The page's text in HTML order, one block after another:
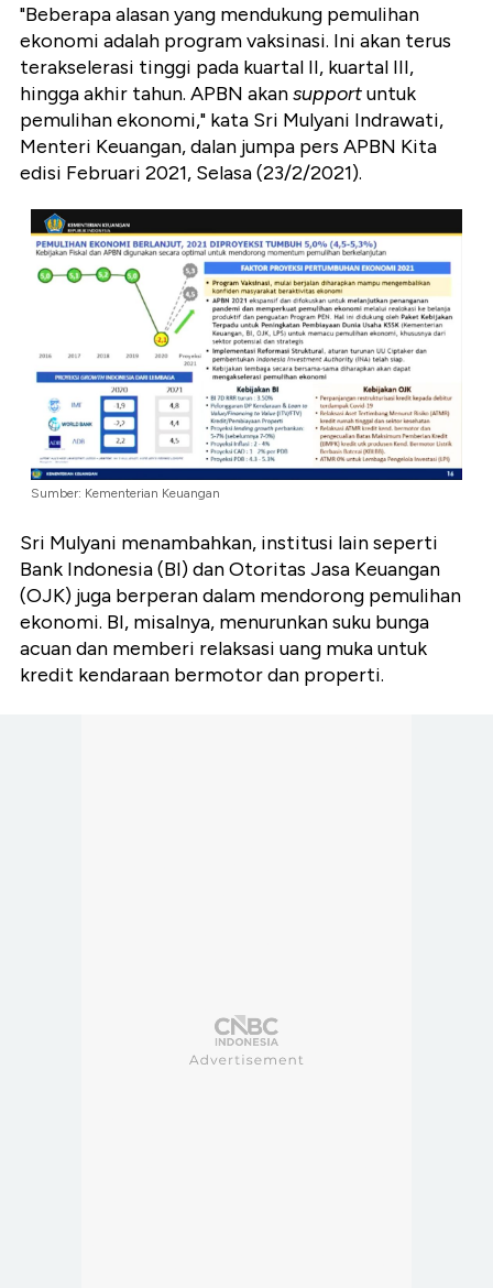
"Beberapa alasan yang mendukung pemulihan
ekonomi adalah program vaksinasi. Ini akan terus
terakselerasi tinggi pada kuartal II, kuartal III,
hingga akhir tahun. APBN akansupportuntuk
pemulihan ekonomi," kata Sri Mulyani Indrawati,
Menteri Keuangan, dalan jumpa pers APBN Kita
edisi Februari 2021, Selasa (23/2/2021).
Sumber: Kementerian Keuangan
Sri Mulyani menambahkan, institusi lain seperti
Bank Indonesia (BI) dan Otoritas Jasa Keuangan
(OJK) juga berperan dalam mendorong pemulihan
ekonomi. BI, misalnya, menurunkan suku bunga
acuan dan memberi relaksasi uang muka untuk
kredit kendaraan bermotor dan properti.